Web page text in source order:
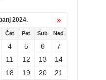
2024. »
Čet Pet Sub Ned
4 5 6
7
11 12 13
14
18 19 20
21